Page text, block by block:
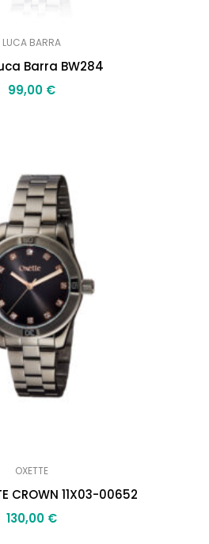
LUCA BARRA
Barra BW284
99,00 €
OXETTE
CROWN 11X03-00652
130,00 €